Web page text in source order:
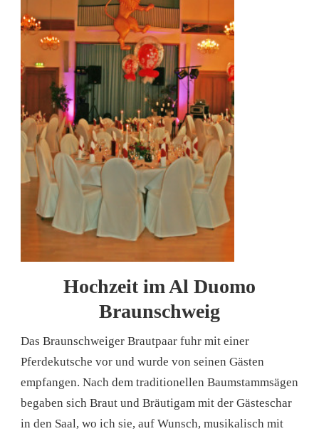
Hochzeit im Al Duomo
Braunschweig
Das Braunschweiger Brautpaar fuhr mit einer
Pferdekutsche vor und wurde von seinen Gästen
empfangen. Nach dem traditionellen Baumstammsägen
begaben sich Braut und Bräutigam mit der Gästeschar
in den Saal, wo ich sie, auf Wunsch, musikalisch mit